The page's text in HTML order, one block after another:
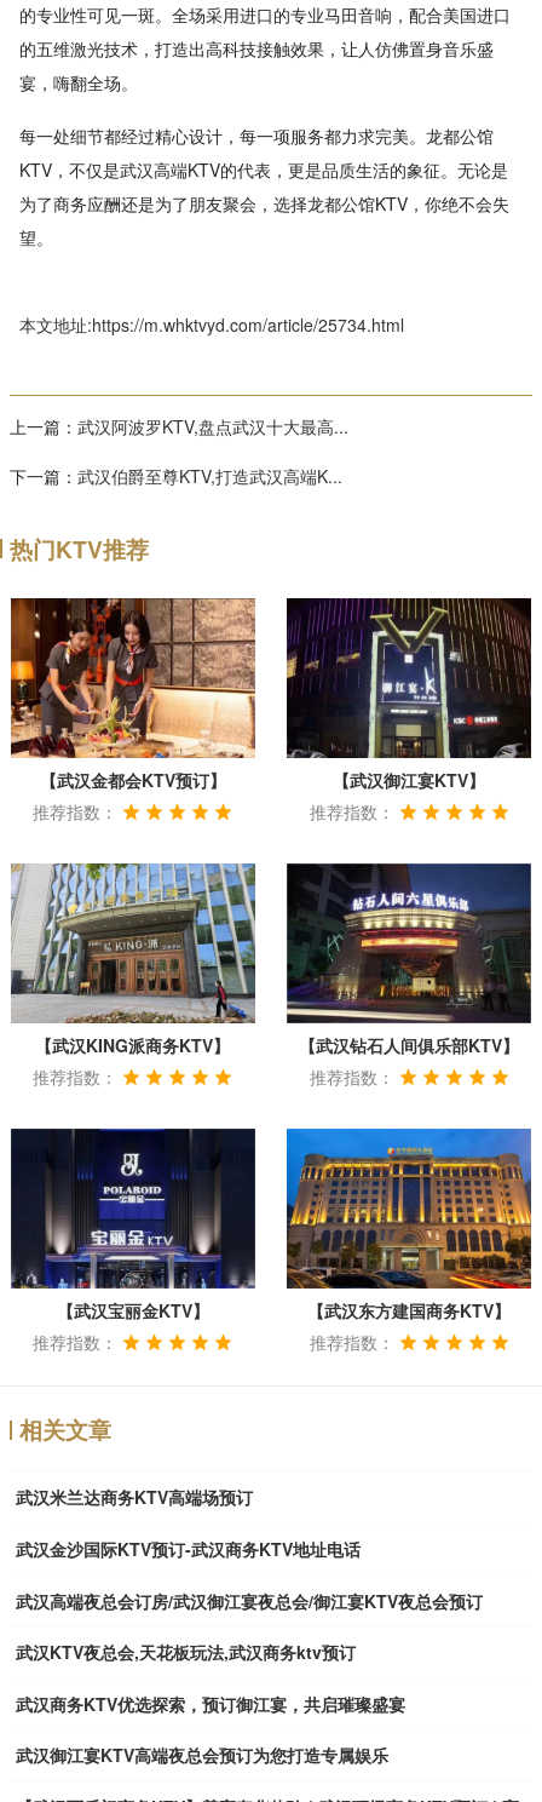
的专业性可见一斑。全场采用进口的专业马田音响，配合美国进口
的五维激光技术，打造出高科技接触效果，让人仿佛置身音乐盛
宴，嗨翻全场。
每一处细节都经过精心设计，每一项服务都力求完美。龙都公馆
KTV，不仅是武汉高端KTV的代表，更是品质生活的象征。无论是
为了商务应酬还是为了朋友聚会，选择龙都公馆KTV，你绝不会失
望。
本文地址:https://m.whktvyd.com/article/25734.html
上一篇： 武汉阿波罗KTV,盘点武汉十大最高...
下一篇： 武汉伯爵至尊KTV,打造武汉高端K...
热门KTV推荐
【武汉金都会KTV预订】
推荐指数：
【武汉御江宴KTV】
推荐指数：
【武汉KING派商务KTV】
推荐指数：
【武汉钻石人间俱乐部KTV】
推荐指数：
【武汉宝丽金KTV】
推荐指数：
【武汉东方建国商务KTV】
推荐指数：
相关文章
武汉米兰达商务KTV高端场预订
武汉金沙国际KTV预订-武汉商务KTV地址电话
武汉高端夜总会订房/武汉御江宴夜总会/御江宴KTV夜总会预订
武汉KTV夜总会,天花板玩法,武汉商务ktv预订
武汉商务KTV优选探索，预订御江宴，共启璀璨盛宴
武汉御江宴KTV高端夜总会预订为您打造专属娱乐